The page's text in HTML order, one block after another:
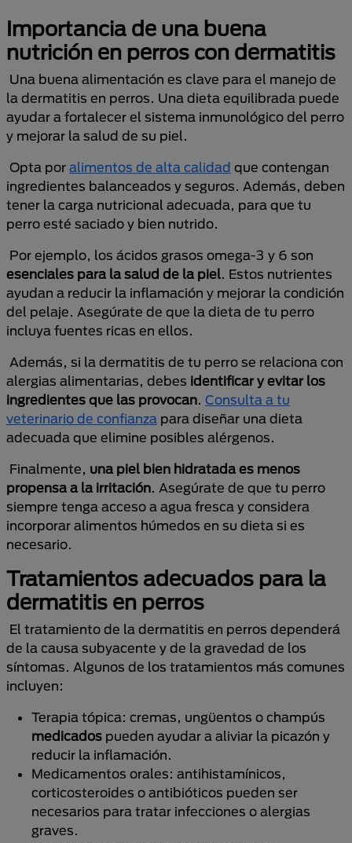
Importancia de una buena
nutrición en perros con dermatitis
Una buena alimentación es clave para el manejo de
la dermatitis en perros. Una dieta equilibrada puede
ayudar a fortalecer el sistema inmunológico del perro
y mejorar la salud de su piel.
Opta por alimentos de alta calidad que contengan
ingredientes balanceados y seguros. Además, deben
tener la carga nutricional adecuada, para que tu
perro esté saciado y bien nutrido.
Por ejemplo, los ácidos grasos omega-3 y 6 son
esenciales para la salud de la piel. Estos nutrientes
ayudan a reducir la inflamación y mejorar la condición
del pelaje. Asegúrate de que la dieta de tu perro
incluya fuentes ricas en ellos.
Además, si la dermatitis de tu perro se relaciona con
alergias alimentarias, debes identificar y evitar los
ingredientes que las provocan. Consulta a tu
veterinario de confianza para diseñar una dieta
adecuada que elimine posibles alérgenos.
Finalmente, una piel bien hidratada es menos
propensa a la irritación. Asegúrate de que tu perro
siempre tenga acceso a agua fresca y considera
incorporar alimentos húmedos en su dieta si es
necesario.
Tratamientos adecuados para la
dermatitis en perros
El tratamiento de la dermatitis en perros dependerá
de la causa subyacente y de la gravedad de los
síntomas. Algunos de los tratamientos más comunes
incluyen:
Terapia tópica: cremas, ungüentos o champús
medicados pueden ayudar a aliviar la picazón y
reducir la inflamación.
Medicamentos orales: antihistamínicos,
corticosteroides o antibióticos pueden ser
necesarios para tratar infecciones o alergias
graves.